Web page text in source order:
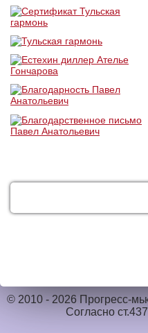
© 2010 - 2026 Прогресс-
Согласно